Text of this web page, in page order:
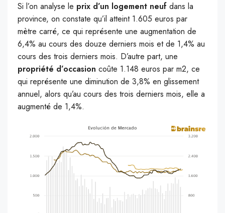
Si l’on analyse le prix d’un logement neuf dans la
province, on constate qu’il atteint 1.605 euros par
mètre carré, ce qui représente une augmentation de
6,4% au cours des douze derniers mois et de 1,4% au
cours des trois derniers mois. D’autre part, une
propriété d’occasion coûte 1.148 euros par m2, ce
qui représente une diminution de 3,8% en glissement
annuel, alors qu’au cours des trois derniers mois, elle a
augmenté de 1,4%.